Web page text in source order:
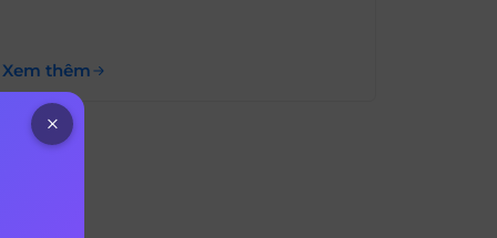
Hướng dẫn tối ưu SEO WordPress hiệu
quả cho người mới A-Z Vậy content là gì
? Viết content […]
Xem thêm